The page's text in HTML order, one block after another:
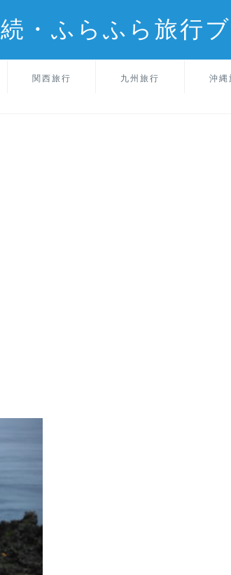
続・ふらふら旅行
関西旅行 九州旅行 沖縄